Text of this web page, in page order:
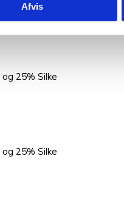
Afvis
25% Silke
25% Silke